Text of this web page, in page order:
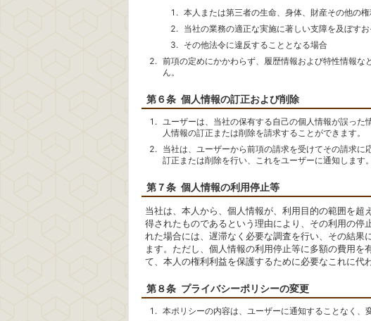
本人または第三者の生命、身体、財産その他の
当社の業務の適正な実施に著しい支障を及ぼす
その他法令に違反することとなる場合
前項の定めにかかわらず、履歴情報および特性情報
ん。
第６条 個人情報の訂正および削除
ユーザーは、当社の保有する自己の個人情報が誤っ
人情報の訂正または削除を請求することができます。
当社は、ユーザーから前項の請求を受けてその請求
訂正または削除を行い、これをユーザーに通知します。
第７条 個人情報の利用停止等
当社は、本人から、個人情報が、利用目的の範囲を
得されたものであるという理由により、その利用の
れた場合には、遅滞なく必要な調査を行い、その結
ます。ただし、個人情報の利用停止等に多額の費用
て、本人の権利利益を保護するために必要なこれに代
第８条 プライバシーポリシーの変更
本ポリシーの内容は、ユーザーに通知することなく、